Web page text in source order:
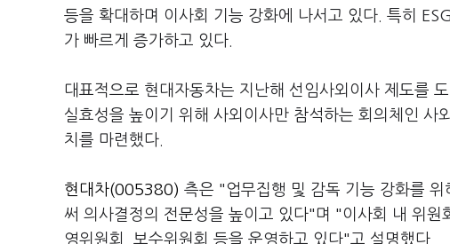
등을 확대하며 이사회 기능 강화에 나서고 있다. 특히
가 빠르게 증가하고 있다.
대표적으로 현대자동차는 지난해 선임사외이사 제도를
실효성을 높이기 위해 사외이사만 참석하는 회의체인
치를 마련했다.
현대차(005380) 측은 "업무집행 및 감독 기능 강화를
써 의사결정의 전문성을 높이고 있다"며 "이사회 내 위
영위원회, 보수위원회 등을 운영하고 있다"고 설명했다.